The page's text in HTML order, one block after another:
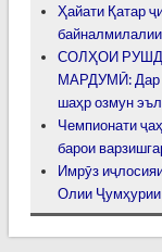
Ҳайати Қатар
СОЛҲОИ
МАРДУМӢ: Дар
шаҳр озмун
Чемпионати
барои
Имрӯз
Олии Ҷумҳурии